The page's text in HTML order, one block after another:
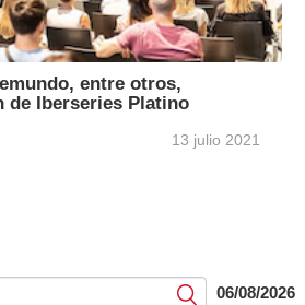
entre otros,
de Iberseries Platino
13 julio 2021
Submit06/08/2026